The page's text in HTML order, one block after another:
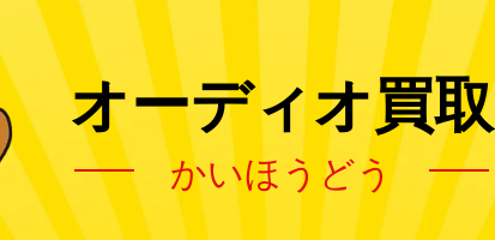
オーディオ買取
かいほうどう